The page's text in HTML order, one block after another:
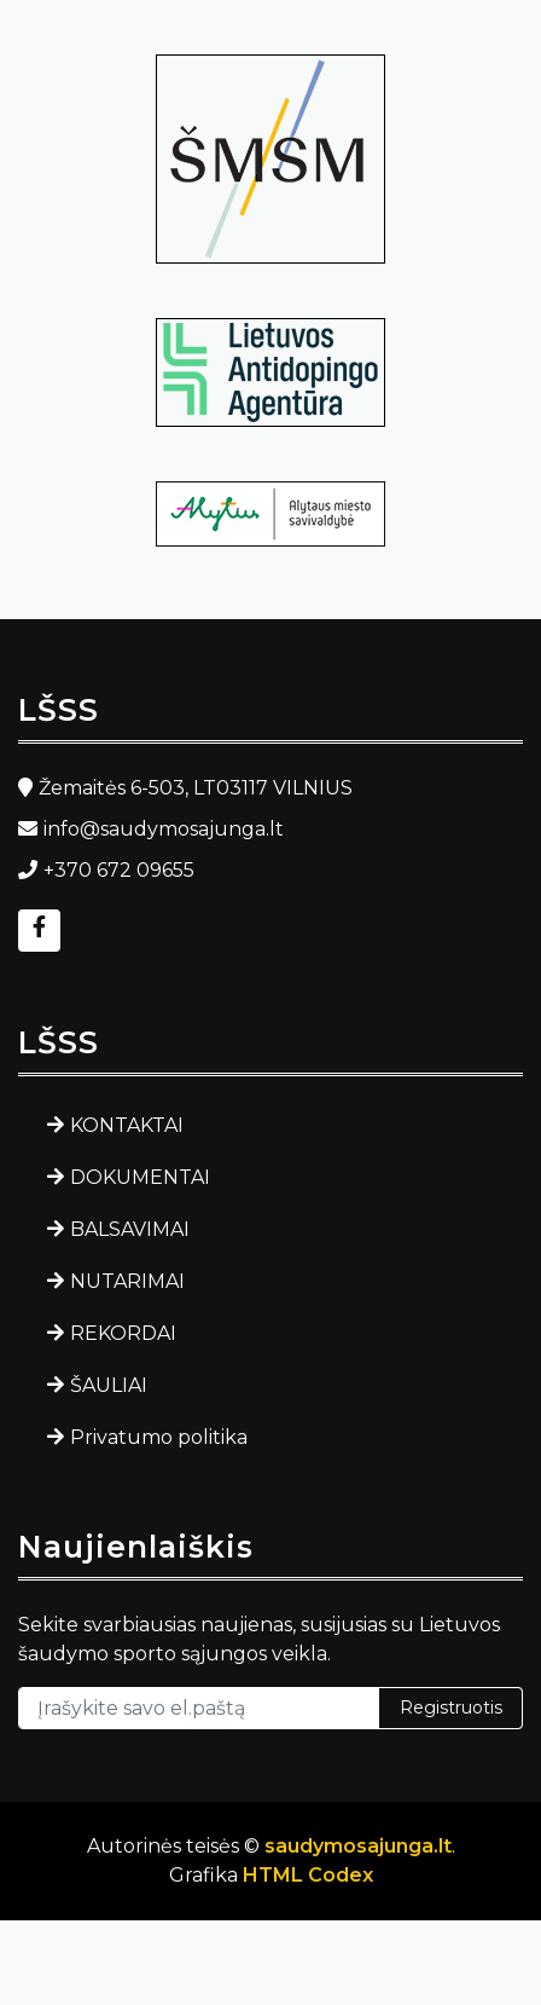
LŠSS
Žemaitės 6-503, LT03117 VILNIUS
info@saudymosajunga.lt
+370 672 09655
LŠSS
KONTAKTAI
DOKUMENTAI
BALSAVIMAI
NUTARIMAI
REKORDAI
ŠAULIAI
Privatumo politika
Naujienlaiškis
Sekite svarbiausias naujienas, susijusias su Lietuvos
šaudymo sporto sąjungos veikla.
Registruotis
Autorinės teisės © saudymosajunga.lt.
Grafika HTML Codex